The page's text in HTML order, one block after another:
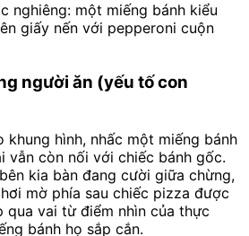
nghiêng: một miếng bánh kiểu
giấy nến với pepperoni cuộn
người ăn (yếu tố con
khung hình, nhấc một miếng bánh
vẫn còn nối với chiếc bánh gốc.
kia bàn đang cười giữa chừng,
mờ phía sau chiếc pizza được
qua vai từ điểm nhìn của thực
bánh họ sắp cắn.